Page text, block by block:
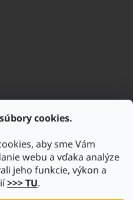
cookies.
aby sme Vám
webu a vďaka analýze
jeho funkcie, výkon a
>>> TU.
techniks.r.o.7746